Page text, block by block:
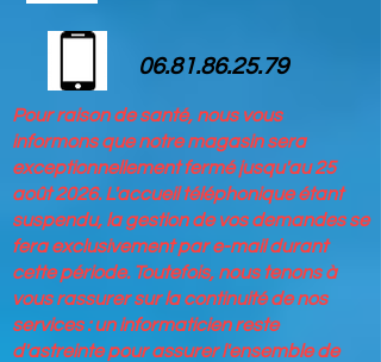
06.81.86.25.79
Pour raison de santé, nous vous
informons que notre magasin sera
exceptionnellement fermé jusqu'au 25
août 2026. L'accueil téléphonique étant
suspendu, la gestion de vos demandes se
fera exclusivement par e-mail durant
cette période. Toutefois, nous tenons à
vous rassurer sur la continuité de nos
services : un informaticien reste
d'astreinte pour assurer l'ensemble de